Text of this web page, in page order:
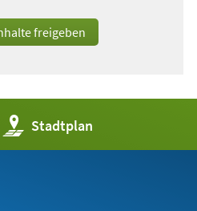
freigeben
Stadtplan
(Öffnet
in
einem